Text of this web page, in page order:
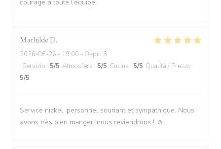
courage à toute l’équipe.
MathildeD
2026-06-26 - 19:00 - Ospiti 3
Servizio : 5/5 Atmosfera : 5/5 Cucina : 5/5 Qualità / Prezzo :
5/5
Service nickel, personnel souriant et sympathique. Nous
avons très bien manger, nous reviendrons ! ☺️